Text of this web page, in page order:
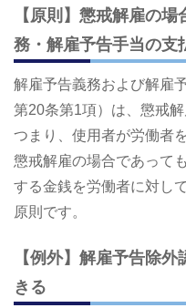
【原則】懲戒解雇の
務・解雇予告手当の支
解雇予告義務および解雇
第20条第1項）は、懲戒
つまり、使用者が労働者
懲戒解雇の場合であって
する金銭を労働者に対し
原則です。
【例外】解雇予告除
きる